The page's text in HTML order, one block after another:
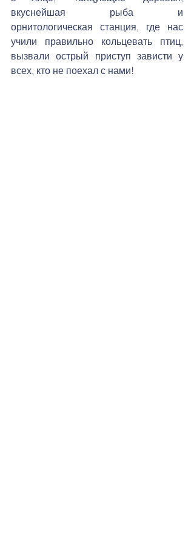
вкуснейшая рыба и
орнитологическая станция, где нас
учили правильно кольцевать птиц,
вызвали острый приступ зависти у
всех, кто не поехал с нами!